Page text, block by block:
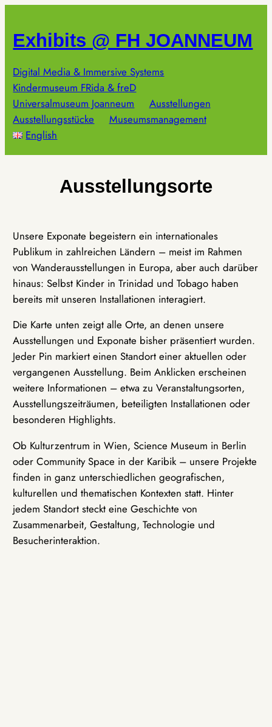
springen
Exhibits @ FH JOANNEUM
Digital Media & Immersive Systems
Kindermuseum FRida & freD
Universalmuseum Joanneum
Ausstellungen
Ausstellungsstücke
Museumsmanagement
English
Ausstellungsorte
Unsere Exponate begeistern ein internationales
Publikum in zahlreichen Ländern – meist im Rahmen
von Wanderausstellungen in Europa, aber auch darüber
hinaus: Selbst Kinder in Trinidad und Tobago haben
bereits mit unseren Installationen interagiert.
Die Karte unten zeigt alle Orte, an denen unsere
Ausstellungen und Exponate bisher präsentiert wurden.
Jeder Pin markiert einen Standort einer aktuellen oder
vergangenen Ausstellung. Beim Anklicken erscheinen
weitere Informationen – etwa zu Veranstaltungsorten,
Ausstellungszeiträumen, beteiligten Installationen oder
besonderen Highlights.
Ob Kulturzentrum in Wien, Science Museum in Berlin
oder Community Space in der Karibik – unsere Projekte
finden in ganz unterschiedlichen geografischen,
kulturellen und thematischen Kontexten statt. Hinter
jedem Standort steckt eine Geschichte von
Zusammenarbeit, Gestaltung, Technologie und
Besucherinteraktion.